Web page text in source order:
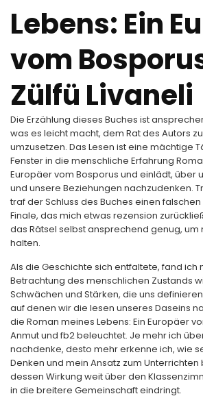
Lebens: Ein
vom
Zülfü Livaneli
Die Erzählung dieses Buches ist
was es leicht macht, dem Rat des Autors
umzusetzen. Das Lesen ist eine mächtige
Fenster in die menschliche Erfahrung
Europäer vom Bosporus und einlädt, über
und unsere Beziehungen nachzudenken.
traf der Schluss des Buches einen
Finale, das mich etwas rezension
das Rätsel selbst ansprechend genug, um
halten.
Als die Geschichte sich entfaltete, fand ich
Betrachtung des menschlichen Zustands
Schwächen und Stärken, die uns
auf denen wir die lesen unseres Daseins
die Roman meines Lebens: Ein Europäer
Anmut und fb2 beleuchtet. Je mehr ich
nachdenke, desto mehr erkenne ich, wie
Denken und mein Ansatz zum Unterrichten
dessen Wirkung weit über den
in die breitere Gemeinschaft eindringt.